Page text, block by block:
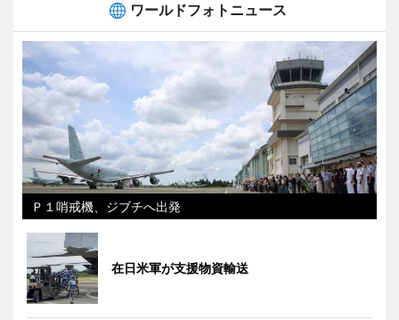
ワールドフォトニュース
Ｐ１哨戒機、ジブチへ出発
在日米軍が支援物資輸送